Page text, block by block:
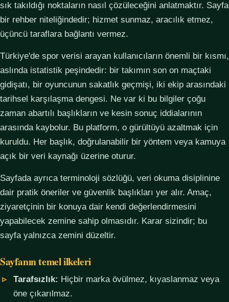
sık takıldığı noktaların nasıl çözüleceğini anlatmaktır. Sayfa
bir rehber niteliğindedir; hizmet sunmaz, aracılık etmez,
üçüncü taraflara bağlantı vermez.
Türkiye'de spor verisi arayan kullanıcıların önemli bir kısmı,
aslında istatistik peşindedir: bir takımın son on maçtaki
gidişatı, bir oyuncunun sakatlık geçmişi, iki ekip arasındaki
tarihsel karşılaşma dengesi. Ne var ki bu bilgiler çoğu
zaman abartılı başlıkların ve kesin sonuç iddialarının
arasında kaybolur. Bu platform, o gürültüyü azaltmak için
kuruldu. Her başlık, doğrulanabilir bir yöntem veya kamuya
açık bir veri kaynağı üzerine oturur.
Sayfada ayrıca terminoloji sözlüğü, veri okuma disiplinine
dair pratik öneriler ve güvenlik başlıkları yer alır. Amaç,
ziyaretçinin bir konuya dair kendi değerlendirmesini
yapabilecek zemine sahip olmasıdır. Karar sizindir; bu
sayfa yalnızca zemini düzeltir.
Sayfanın temel ilkeleri
Tarafsızlık: Hiçbir marka övülmez, kıyaslanmaz veya
öne çıkarılmaz.